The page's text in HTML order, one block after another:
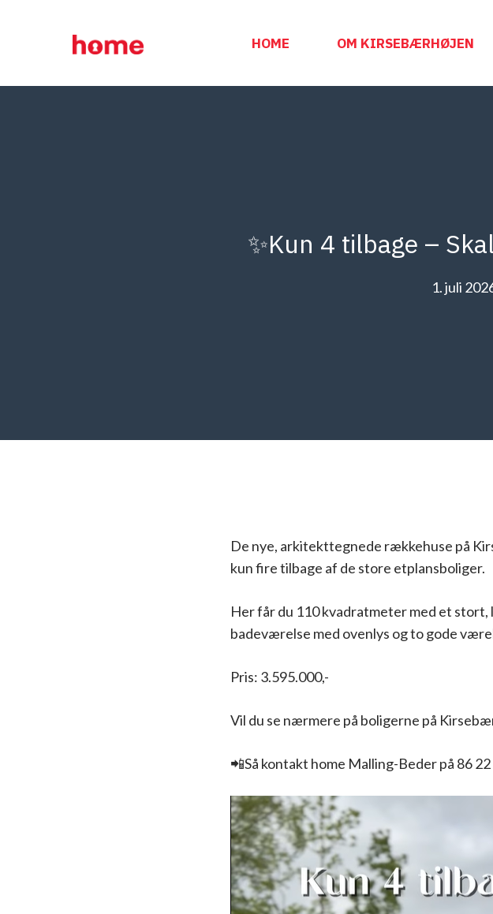
HOME OM KIRSEBÆRHØJEN
✨Kun 4 tilbage –
1. juli
De nye, arkitekttegnede rækkehuse på
kun fire tilbage af de store etplansboliger.
Her får du 110 kvadratmeter med et
badeværelse med ovenlys og to gode
Pris: 3.595.000,-
Vil du se nærmere på boligerne på
📲Så kontakt home Malling-Beder på 86